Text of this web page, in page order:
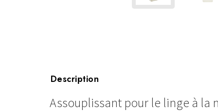
Description
Assouplissant pour le linge à la